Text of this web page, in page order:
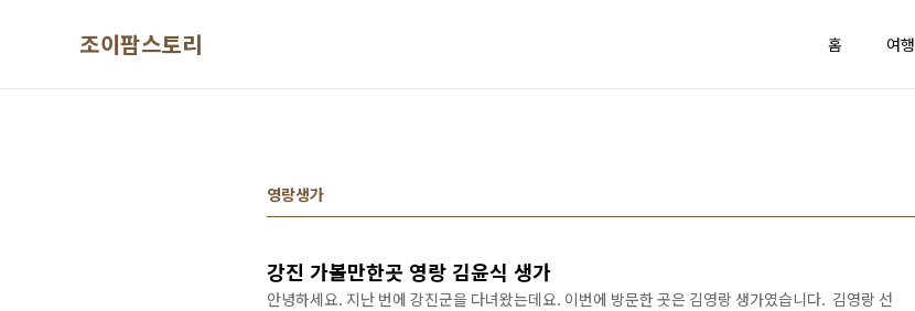
조이팜스토리 홈 여행
영랑생가
강진 가볼만한곳 영랑 김윤식 생가
안녕하세요. 지난 번에 강진군을 다녀왔는데요. 이번에 방문한 곳은 김영랑 생가였습니다. ​ 김영랑 선